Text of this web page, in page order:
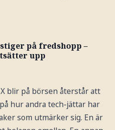
på fredshopp –
upp
blir på börsen återstår att
hur andra tech-jättar har
som utmärker sig. En är